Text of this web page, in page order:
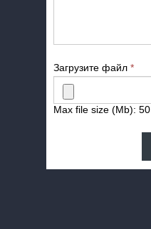
Загрузите файл *
Max file size (Mb): 50